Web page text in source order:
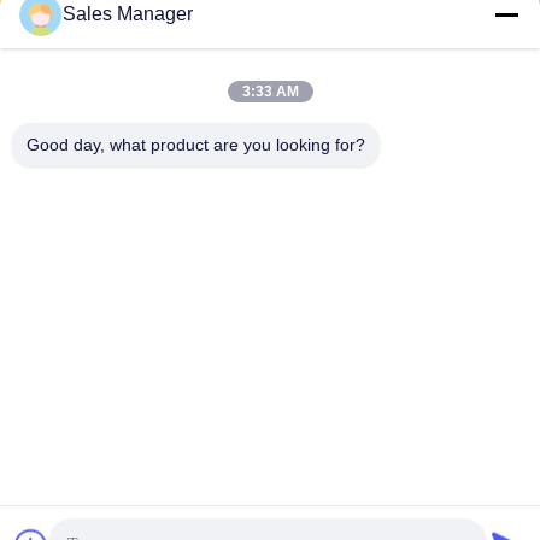
Sales Manager
3:33 AM
Good day, what product are you looking for?